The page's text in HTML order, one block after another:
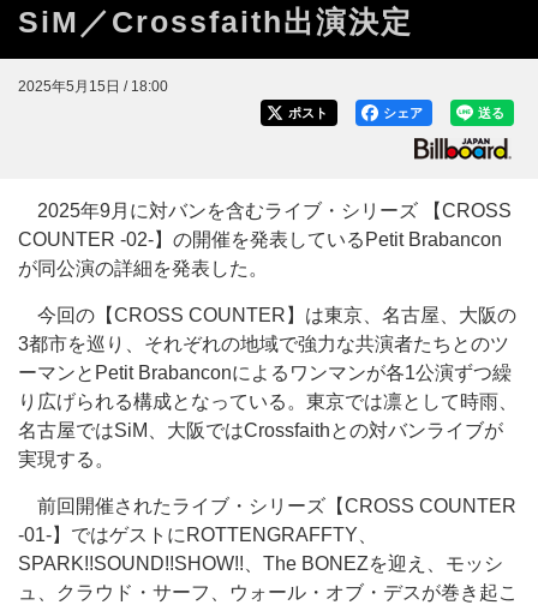
SiM／Crossfaith出演決定
2025年5月15日 / 18:00
送る
シェア
ポスト
2025年9月に対バンを含むライブ・シリーズ 【CROSS
COUNTER -02-】の開催を発表しているPetit Brabancon
が同公演の詳細を発表した。
今回の【CROSS COUNTER】は東京、名古屋、大阪の
3都市を巡り、それぞれの地域で強力な共演者たちとのツ
ーマンとPetit Brabanconによるワンマンが各1公演ずつ繰
り広げられる構成となっている。東京では凛として時雨、
名古屋ではSiM、大阪ではCrossfaithとの対バンライブが
実現する。
前回開催されたライブ・シリーズ【CROSS COUNTER
-01-】ではゲストにROTTENGRAFFTY、
SPARK!!SOUND!!SHOW!!、The BONEZを迎え、モッシ
ュ、クラウド・サーフ、ウォール・オブ・デスが巻き起こ